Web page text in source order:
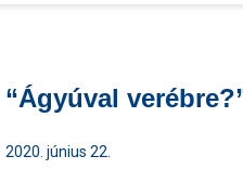
“Ágyúval
2020. június 22.